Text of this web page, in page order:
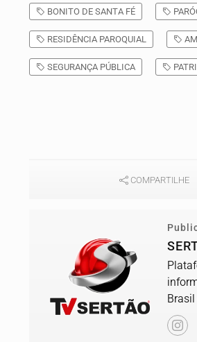
BONITO DE SANTA FÉ
RESIDÊNCIA PAROQUIAL
SEGURANÇA PÚBLICA
COMPARTILHE